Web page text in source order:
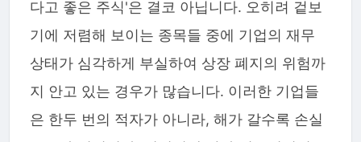
다고 좋은 주식'은 결코 아닙니다. 오히려 겉보
기에 저렴해 보이는 종목들 중에 기업의 재무
상태가 심각하게 부실하여 상장 폐지의 위험까
지 안고 있는 경우가 많습니다. 이러한 기업들
은 한두 번의 적자가 아니라, 해가 갈수록 손실